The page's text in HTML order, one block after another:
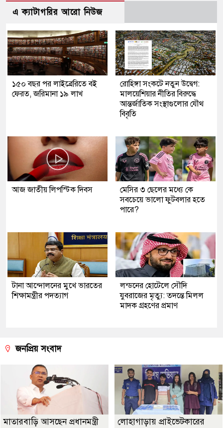
এ ক্যাটাগরির আরো নিউজ
১৫০ বছর পর লাইব্রেরিতে বই
ফেরত, জরিমানা ১৯ লাখ
রোহিঙ্গা সংকটে নতুন উদ্বেগ:
মালয়েশিয়ার নীতির বিরুদ্ধে
আন্তর্জাতিক সংস্থাগুলোর যৌথ
বিবৃতি
আজ জাতীয় লিপস্টিক দিবস
মেসির ৩ ছেলের মধ্যে কে
সবচেয়ে ভালো ফুটবলার হতে
পারে?
টানা আন্দোলনের মুখে ভারতের
শিক্ষামন্ত্রীর পদত্যাগ
লন্ডনের হোটেলে সৌদি
যুবরাজের মৃত্যু: তদন্তে মিলল
মাদক গ্রহণের প্রমাণ
জনপ্রিয় সংবাদ
মাতারবাড়ি আসছেন প্রধানমন্ত্রী
লোহাগাড়ায় প্রাইভেটকারের